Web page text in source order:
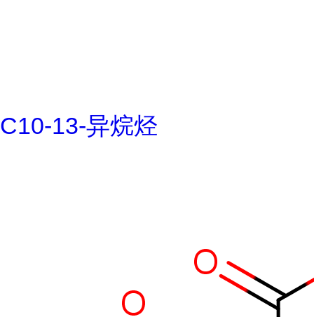
C10-13-异烷烃